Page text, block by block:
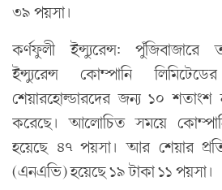
৩৯ পয়সা।
কর্ণফুলী ইন্স্যুরেন্স: পুঁজিবাজারে
ইন্স্যুরেন্স কোম্পানি
শেয়ারহোল্ডারদের জন্য ১০
করেছে। আলোচিত সময়ে
হয়েছে ৪৭ পয়সা। আর শেয়ার
(এনএভি) হয়েছে ১৯ টাকা ১১ পয়সা।